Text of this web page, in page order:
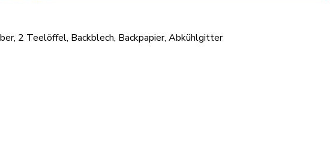
2 Teelöffel, Backblech, Backpapier, Abkühlgitter